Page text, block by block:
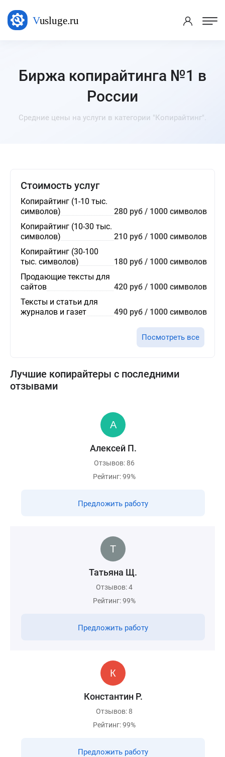
Биржа копирайтинга №1 в
России
Средние цены на услуги в категории "Копирайтинг".
Стоимость услуг
Копирайтинг (1-10 тыс.
символов)
280 руб / 1000 символов
Копирайтинг (10-30 тыс.
символов)
210 руб / 1000 символов
Копирайтинг (30-100
тыс. символов)
180 руб / 1000 символов
Продающие тексты для
сайтов
420 руб / 1000 символов
Тексты и статьи для
журналов и газет
490 руб / 1000 символов
Посмотреть все
Лучшие копирайтеры с последними
отзывами
Алексей П.
Отзывов: 86
Рейтинг: 99%
Предложить работу
Татьяна Щ.
Отзывов: 4
Рейтинг: 99%
Предложить работу
Константин Р.
Отзывов: 8
Рейтинг: 99%
Предложить работу